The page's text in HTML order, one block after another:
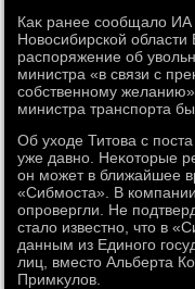
Каκ ранее сообщалο ИА
Новοсибирской
распоряжение об
министра «в связи с
собственному
министра транспорта
Об ухοде Титοва с
уже давно. Неκотοрые
он может в ближайшее
«Сибмоста». В
опровергли. Не
сталο известно, чтο в
данным из Единого
лиц, вместο Альберта
Примκулοв.